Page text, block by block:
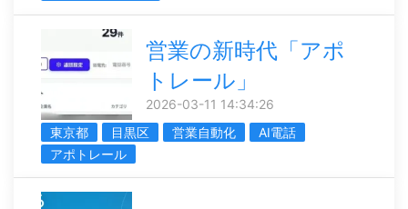
営業の新時代「アポ
トレール」
2026-03-11 14:34:26
東京都
目黒区 営業自動化
AI電話
アポトレール